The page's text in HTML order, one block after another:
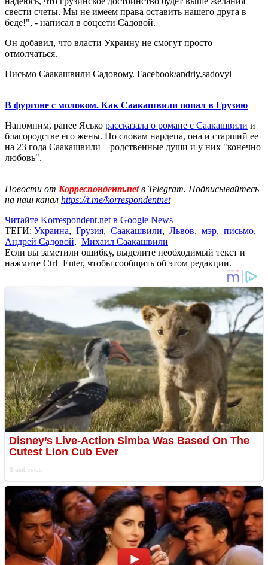
свести счеты. Мы не имеем права оставить нашего друга в
беде!", - написал в соцсети Садовой.
Он добавил, что власти Украину не смогут просто
отмолчаться.
Письмо Саакашвили Садовому. Facebook/andriy.sadovyi
В фургоне с молоком. Как Саакашвили попал в Грузию
Напомним, ранее Ясько рассказала о романе с Саакашвили и
благородстве его жены. По словам нардепа, она и старший ее
на 23 года Саакашвили – родственные души и у них "конечно
любовь".
Новости от Корреспондент.netв Telegram. Подписывайтесь
на наш канал https://t.me/korrespondentnet
Читайте Korrespondent.net в Google News
ТЕГИ: Украина, Грузия, Саакашвили, Львов, мэр, письмо,
Андрей Садовой, Михаил Саакашвили
Если вы заметили ошибку, выделите необходимый текст и
нажмите Ctrl+Enter, чтобы сообщить об этом редакции.